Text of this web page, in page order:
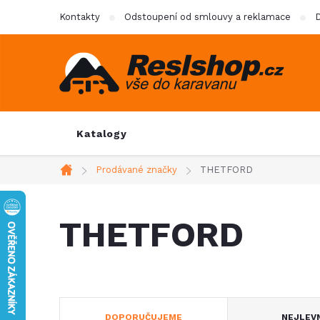
Kontakty Odstoupení od smlouvy a reklamace
Katalogy
Domů
Prodávané značky THETFORD
THETFORD
DOPORUČUJEME